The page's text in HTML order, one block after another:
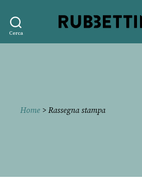
Cerca
editore
Home > Rassegna stampa